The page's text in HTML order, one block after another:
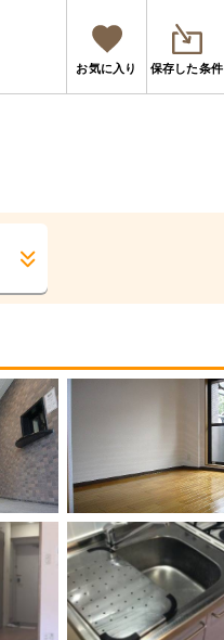
お気に入り 保存した条件